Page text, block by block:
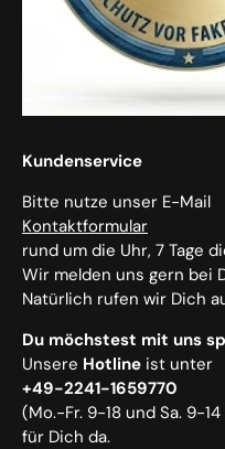
Kundenservice
Bitte nutze unser E-Mail
Kontaktformular
rund um die Uhr, 7 Tage
Wir melden uns gern bei
Natürlich rufen wir Dich
Du möchstest mit uns
Unsere Hotline ist unter
+49-2241-1659770
(Mo.-Fr. 9-18 und Sa. 9-
für Dich da.